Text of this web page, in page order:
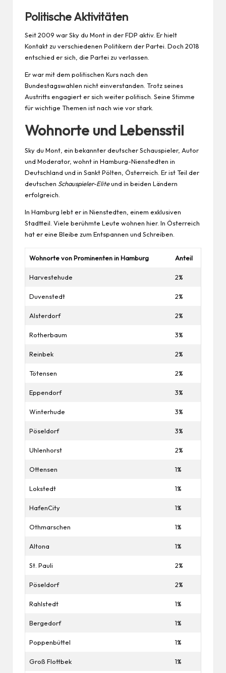
Politische Aktivitäten
Seit 2009 war Sky du Mont in der FDP aktiv. Er hielt
Kontakt zu verschiedenen Politikern der Partei. Doch 2018
entschied er sich, die Partei zu verlassen.
Er war mit dem politischen Kurs nach den
Bundestagswahlen nicht einverstanden. Trotz seines
Austritts engagiert er sich weiter politisch. Seine Stimme
für wichtige Themen ist nach wie vor stark.
Wohnorte und Lebensstil
Sky du Mont, ein bekannter deutscher Schauspieler, Autor
und Moderator, wohnt in Hamburg-Nienstedten in
Deutschland und in Sankt Pölten, Österreich. Er ist Teil der
deutschen Schauspieler-Eliteund in beiden Ländern
erfolgreich.
In Hamburg lebt er in Nienstedten, einem exklusiven
Stadtteil. Viele berühmte Leute wohnen hier. In Österreich
hat er eine Bleibe zum Entspannen und Schreiben.
Wohnorte von Prominenten in Hamburg Anteil
Harvestehude 2%
Duvenstedt 2%
Alsterdorf 2%
Rotherbaum 3%
Reinbek 2%
Tötensen 2%
Eppendorf 3%
Winterhude 3%
Pöseldorf 3%
Uhlenhorst 2%
Ottensen 1%
Lokstedt 1%
HafenCity 1%
Othmarschen 1%
Altona 1%
St. Pauli 2%
Pöseldorf 2%
Rahlstedt 1%
Bergedorf 1%
Poppenbüttel 1%
Groß Flottbek 1%